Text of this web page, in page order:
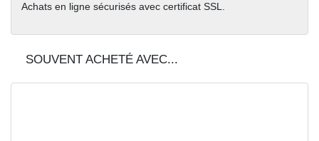
Achats en ligne sécurisés avec certificat SSL.
SOUVENT ACHETÉ AVEC...